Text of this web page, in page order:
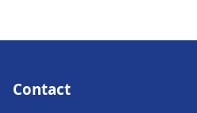
Contact